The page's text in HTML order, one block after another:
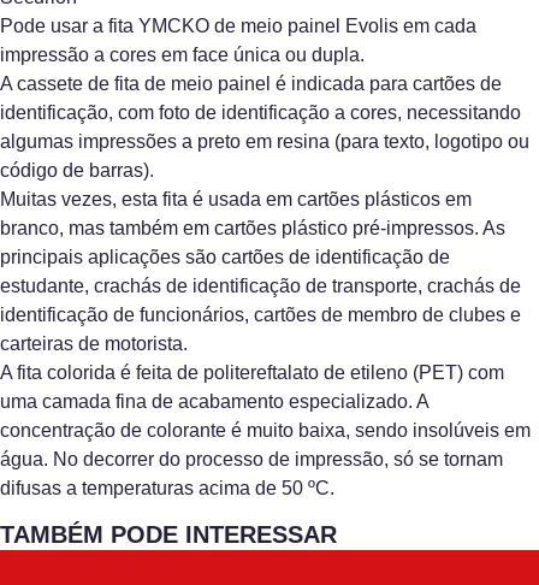
Pode usar a fita YMCKO de meio painel Evolis em cada
impressão a cores em face única ou dupla.
A cassete de fita de meio painel é indicada para cartões de
identificação, com foto de identificação a cores, necessitando
algumas impressões a preto em resina (para texto, logotipo ou
código de barras).
Muitas vezes, esta fita é usada em cartões plásticos em
branco, mas também em cartões plástico pré-impressos. As
principais aplicações são cartões de identificação de
estudante, crachás de identificação de transporte, crachás de
identificação de funcionários, cartões de membro de clubes e
carteiras de motorista.
A fita colorida é feita de politereftalato de etileno (PET) com
uma camada fina de acabamento especializado. A
concentração de colorante é muito baixa, sendo insolúveis em
água. No decorrer do processo de impressão, só se tornam
difusas a temperaturas acima de 50 ºC.
TAMBÉM PODE INTERESSAR